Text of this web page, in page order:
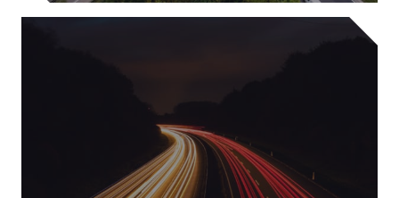
řešení v oblasti mobility v Evropě. Od rozšíření
našich služeb po celé Evropě v roce 2018 jsme
vybudovali největší síť vozových parků v oboru
a poskytujeme podporu tisícům zákazníků po